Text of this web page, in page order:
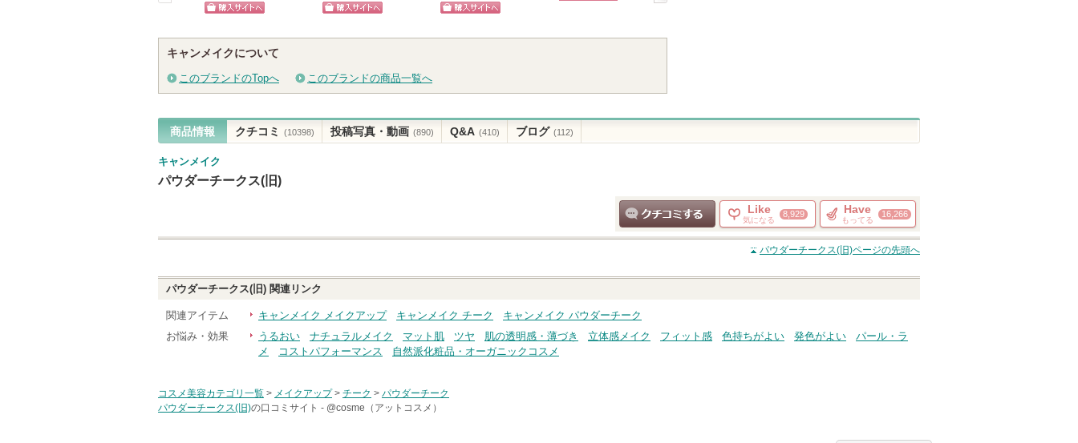
キャンメイクについて
このブランドのTopへ このブランドの商品一覧へ
商品情報 クチコミ (10398) 投稿写真・動画 (890) Q&A (410) ブログ (112)
キャンメイク
パウダーチークス(旧)
クチコミする
Like
気になる
8,929 Have
もってる
16,266
パウダーチークス(旧)ページの先頭へ
パウダーチークス(旧) 関連リンク
関連アイテム キャンメイク メイクアップ キャンメイク チーク
キャンメイク パウダーチーク
お悩み・効果
うるおい ナチュラルメイク マット肌 ツヤ 肌の透明感・薄づき 立体感メイク フィット感 色持ちがよい 発色がよい
パール・ラ
メ
コストパフォーマンス 自然派化粧品・オーガニックコスメ
コスメ美容カテゴリ一覧 > メイクアップ> チーク > パウダーチーク
パウダーチークス(旧)の口コミサイト - @cosme（アットコスメ）